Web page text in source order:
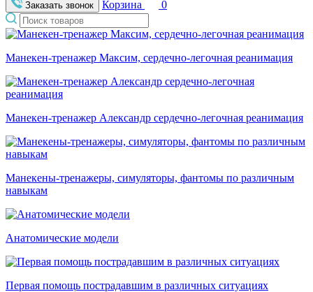
Заказать звонок Корзина 0
Манекен-тренажер Максим, сердечно-легочная реанимация
Манекен-тренажер Александр сердечно-легочная реанимация
Манекены-тренажеры, симуляторы, фантомы по различным
навыкам
Анатомические модели
Первая помощь пострадавшим в различных ситуациях